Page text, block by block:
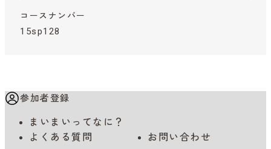
コースナンバー
15sp128
参加者登録
まいまいってなに？
よくある質問
お問い合わせ